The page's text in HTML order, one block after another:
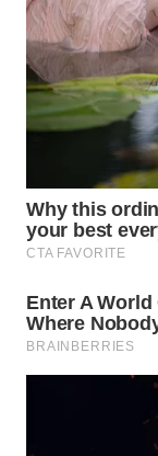
WN
KEPULAUAN
SERIBU
TANGERANG
WN
BINJAI
WN
CIREBON